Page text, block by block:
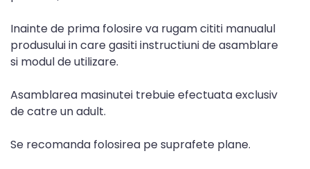
Inainte de prima folosire va rugam cititi manualul
produsului in care gasiti instructiuni de asamblare
si modul de utilizare.
Asamblarea masinutei trebuie efectuata exclusiv
de catre un adult.
Se recomanda folosirea pe suprafete plane.